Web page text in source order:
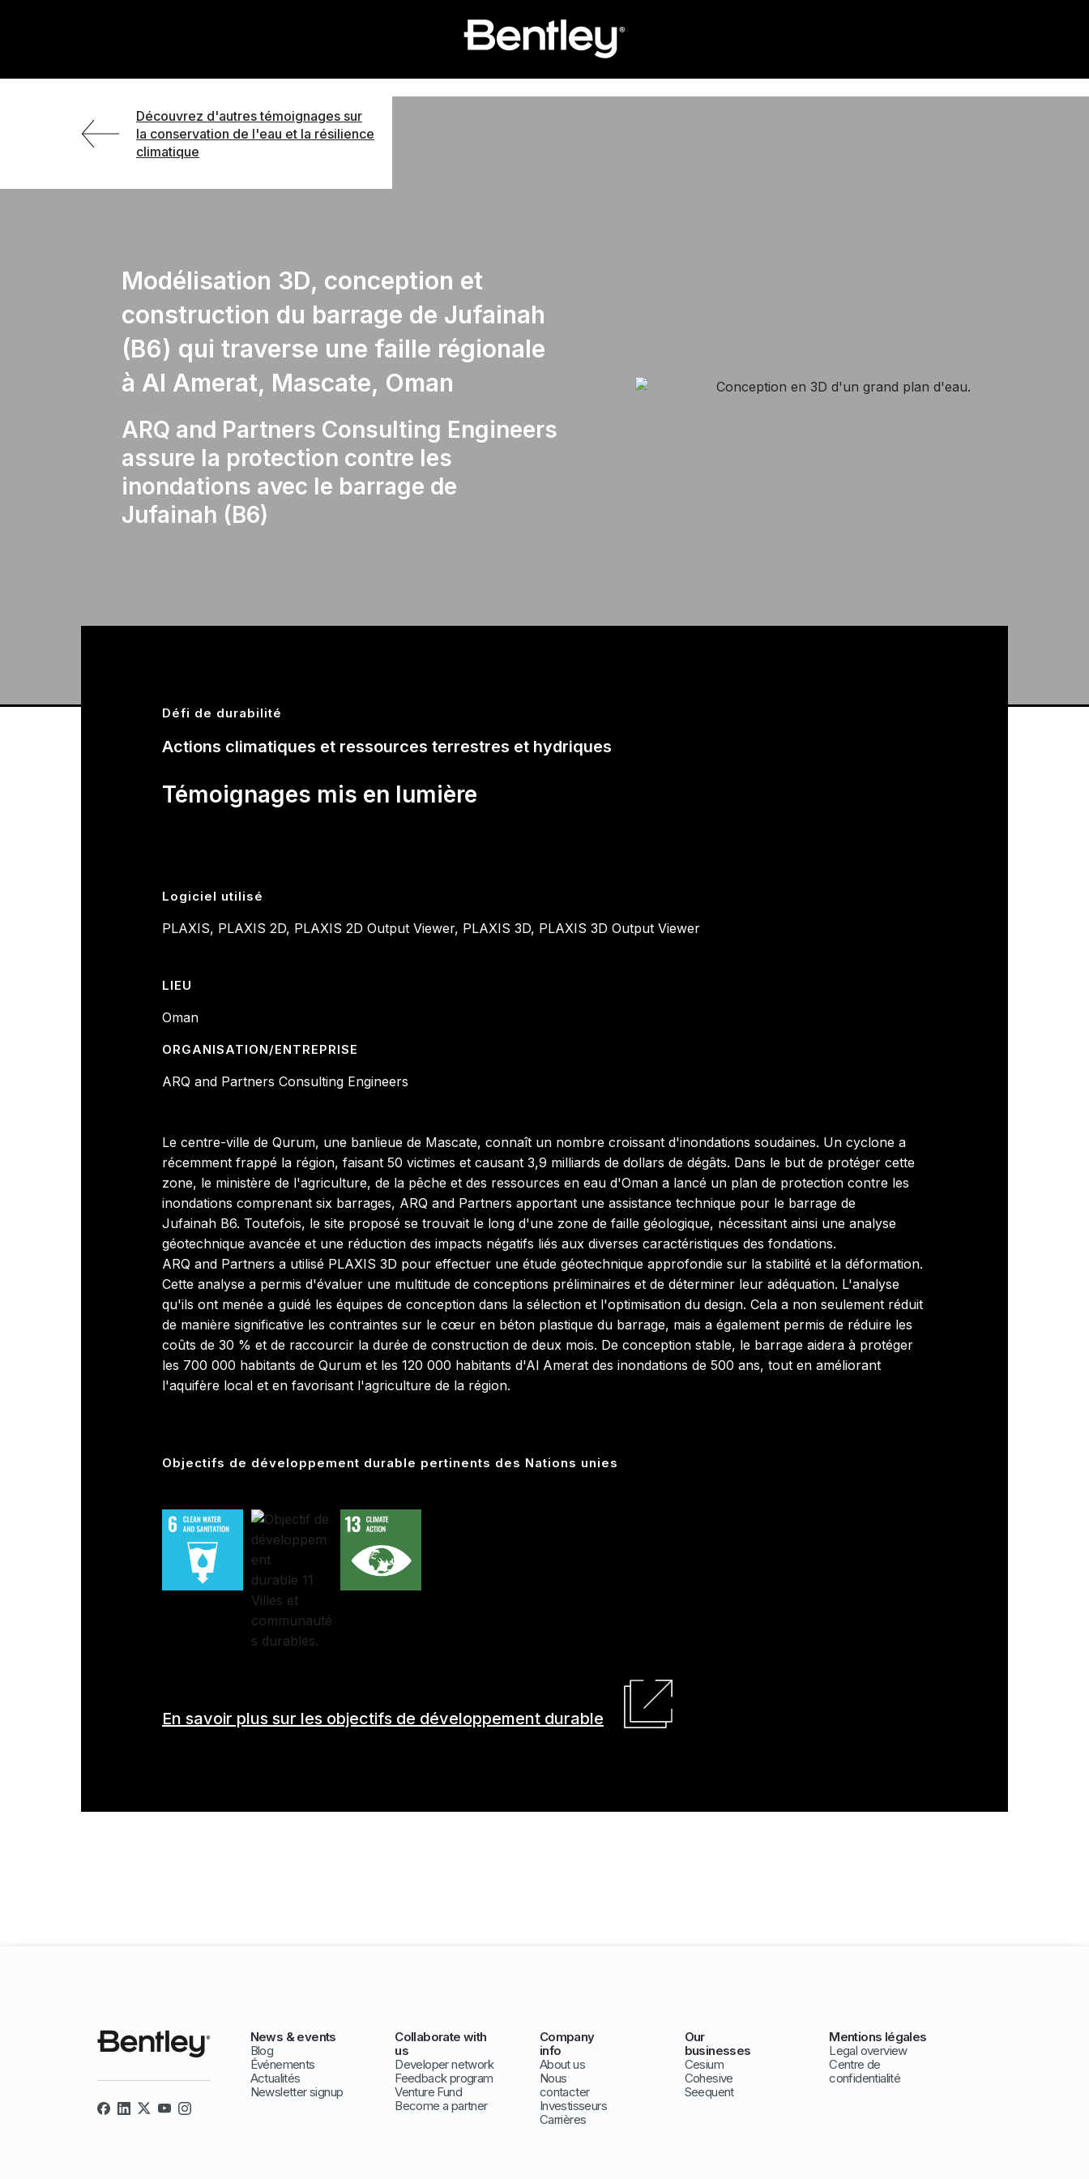
Découvrez d'autres témoignages sur
la conservation de l'eau et la résilience
climatique
Modélisation 3D, conception et
construction du barrage de Jufainah
(B6) qui traverse une faille régionale
à Al Amerat, Mascate, Oman
ARQ and Partners Consulting Engineers
assure la protection contre les
inondations avec le barrage de
Jufainah (B6)
Défi de durabilité
Actions climatiques et ressources terrestres et hydriques
Témoignages mis en lumière
Logiciel utilisé
PLAXIS, PLAXIS 2D, PLAXIS 2D Output Viewer, PLAXIS 3D, PLAXIS 3D Output Viewer
LIEU
Oman
ORGANISATION/ENTREPRISE
ARQ and Partners Consulting Engineers
Le centre-ville de Qurum, une banlieue de Mascate, connaît un nombre croissant d'inondations soudaines. Un cyclone a
récemment frappé la région, faisant 50 victimes et causant 3,9 milliards de dollars de dégâts. Dans le but de protéger cette
zone, le ministère de l'agriculture, de la pêche et des ressources en eau d'Oman a lancé un plan de protection contre les
inondations comprenant six barrages, ARQ and Partners apportant une assistance technique pour le barrage de
Jufainah B6. Toutefois, le site proposé se trouvait le long d'une zone de faille géologique, nécessitant ainsi une analyse
géotechnique avancée et une réduction des impacts négatifs liés aux diverses caractéristiques des fondations.
ARQ and Partners a utilisé PLAXIS 3D pour effectuer une étude géotechnique approfondie sur la stabilité et la déformation.
Cette analyse a permis d'évaluer une multitude de conceptions préliminaires et de déterminer leur adéquation. L'analyse
qu'ils ont menée a guidé les équipes de conception dans la sélection et l'optimisation du design. Cela a non seulement réduit
de manière significative les contraintes sur le cœur en béton plastique du barrage, mais a également permis de réduire les
coûts de 30 % et de raccourcir la durée de construction de deux mois. De conception stable, le barrage aidera à protéger
les 700 000 habitants de Qurum et les 120 000 habitants d'Al Amerat des inondations de 500 ans, tout en améliorant
l'aquifère local et en favorisant l'agriculture de la région.
Objectifs de développement durable pertinents des Nations unies
En savoir plus sur les objectifs de développement durable
News & events
Blog
Événements
Actualités
Newsletter signup
Collaborate with
us
Developer network
Feedback program
Venture Fund
Become a partner
Company
info
About us
Nous
contacter
Investisseurs
Carrières
Our
businesses
Cesium
Cohesive
Seequent
Mentions légales
Legal overview
Centre de
confidentialité